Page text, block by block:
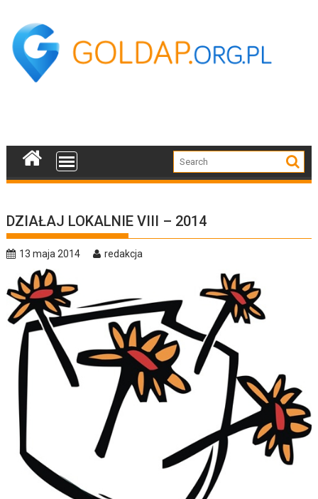
content
DZIAŁAJ LOKALNIE VIII – 2014
13 maja 2014 redakcja